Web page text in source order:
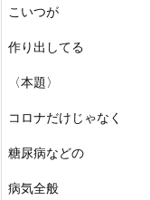
こいつが
作り出してる
〈本題〉
コロナだけじゃなく
糖尿病などの
病気全般